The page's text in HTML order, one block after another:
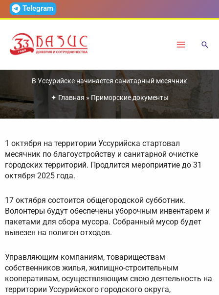
ПерейтиTelegram
В Уссурийске начинается санитарный месячник
✦ Главная» Приморские документы
1 октября на территории Уссурийска стартовал
месячник по благоустройству и санитарной очистке
городских территорий. Продлится мероприятие до 31
октября 2025 года.
17 октября состоится общегородской субботник.
Волонтеры будут обеспечены уборочным инвентарем и
пакетами для сбора мусора. Собранный мусор будет
вывезен на полигон отходов.
Управляющим компаниям, товариществам
собственников жилья, жилищно-строительным
кооперативам, осуществляющим свою деятельность на
территории Уссурийского городского округа,